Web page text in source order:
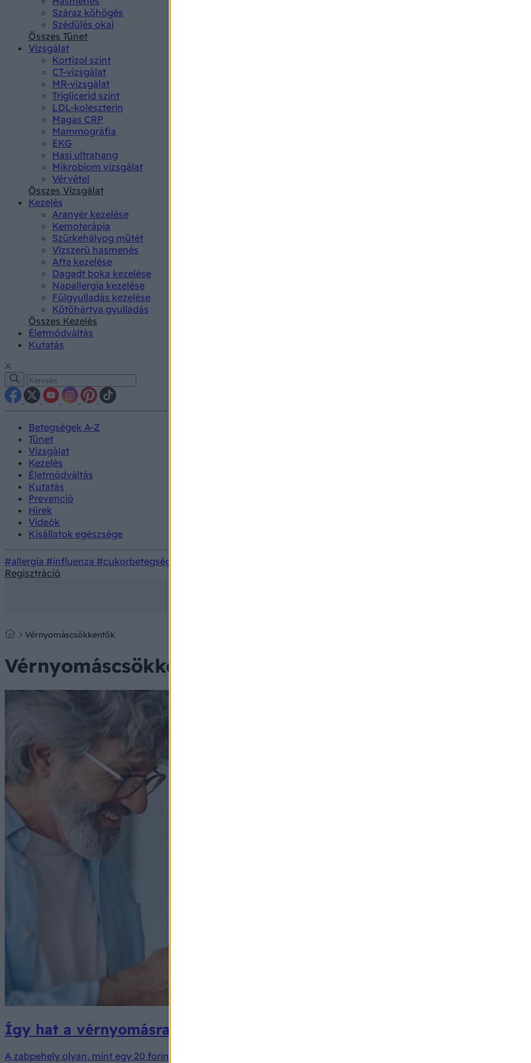
Száraz köhögés
Szédülés okai
Összes Tünet
Vizsgálat
Kortizol szint
CT-vizsgálat
MR-vizsgálat
Triglicerid szint
LDL-koleszterin
Magas CRP
Mammográfia
EKG
Hasi ultrahang
Mikrobiom vizsgálat
Vérvétel
Összes Vizsgálat
Kezelés
Aranyér kezelése
Kemoterápia
Szürkehályog műtét
Vízszerű hasmenés
Afta kezelése
Dagadt boka kezelése
Napallergia kezelése
Fülgyulladás kezelése
Kötőhártya gyulladás
Összes Kezelés
Életmódváltás
Kutatás
Betegségek A-Z
Tünet
Vizsgálat
Kezelés
Életmódváltás
Kutatás
Prevenció
Hírek
Videók
Kisállatok egészsége
#allergia #influenza #cukorbetegség
Regisztráció
Vérnyomáscsökkentők
Vérnyomáscsökkentők
Így hat a vérnyomásra, ha holnap reggeltől zabpelyhet eszik - közel
A zabpehely olyan, mint egy 20 forintos reggeli csoda, ami megerősíti az ereinket, de van amit sokan elrontanak: